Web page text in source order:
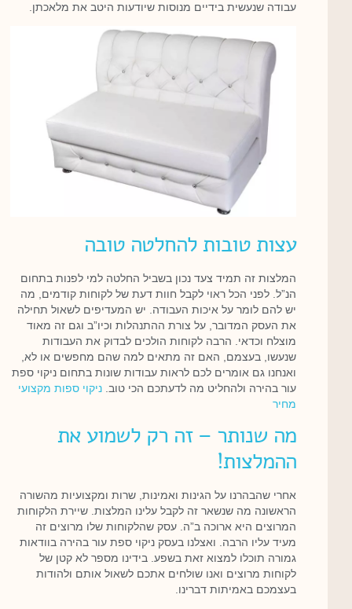
עבודה שנעשית בידיים מנוסות שיודעות היטב את מלאכתן.
עצות טובות להחלטה טובה
המלצות זה תמיד צעד נכון בשביל החלטה למי לפנות בתחום
הנ”ל. לפני הכל ראוי לקבל חוות דעת של לקוחות קודמים, מה
יש להם לומר על איכות העבודה. יש המעדיפים לשאול תחילה
את העסק המדובר, על צורת ההתנהלות וכיו”ב וגם זה מאוד
מוצלח וכדאי. הרבה לקוחות הולכים לבדוק את העבודות
שנעשו, בעצמם, האם זה מתאים למה שהם מחפשים או לא,
ואנחנו גם אומרים לכם לראות עבודות שונות בתחום ניקוי ספת
עור בהירה ולהחליט מה לדעתכם הכי טוב. ניקוי ספות מקצועי
מחיר
מה שנותר – זה רק לשמוע את
ההמלצות!
אחרי שהבהרנו על הגינות ואמינות, שרות ומקצועיות מהשורה
הראשונה מה שנשאר זה לקבל עלינו המלצות. שיירת הלקוחות
המרוצים היא ארוכה ב”ה. עסק שהלקוחות שלו מרוצים זה
מעיד עליו הרבה. ואצלנו בעסק ניקוי ספת עור בהירה בוודאות
גמורה תוכלו למצוא זאת בשפע. בידינו מספר לא קטן של
לקוחות מרוצים ואנו שולחים אתכם לשאול אותם ולהודות
בעצמכם באמיתות דברינו.